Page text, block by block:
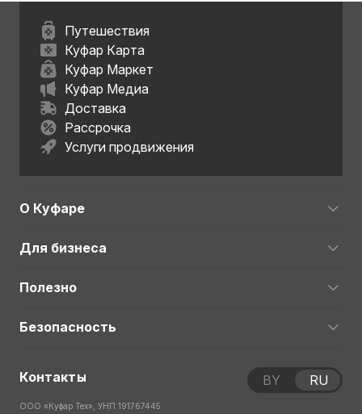
Путешествия
Куфар Карта
Куфар Маркет
Куфар Медиа
Доставка
Рассрочка
Услуги продвижения
О Куфаре
Для бизнеса
Полезно
Безопасность
Контакты
ООО «Куфар Тех», УНП 191767445
BY RU